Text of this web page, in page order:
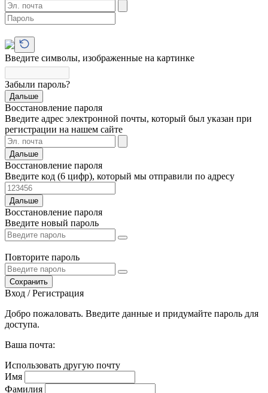
Введите символы, изображенные на картинке
Забыли пароль?
Дальше
Восстановление пароля
Введите адрес электронной почты, который был указан при
регистрации на нашем сайте
Дальше
Восстановление пароля
Введите код (6 цифр), который мы отправили по адресу
Дальше
Восстановление пароля
Введите новый пароль
Повторите пароль
Сохранить
Вход / Регистрация
Добро пожаловать. Введите данные и придумайте пароль для
доступа.
Ваша почта:
Использовать другую почту
Имя
Фамилия